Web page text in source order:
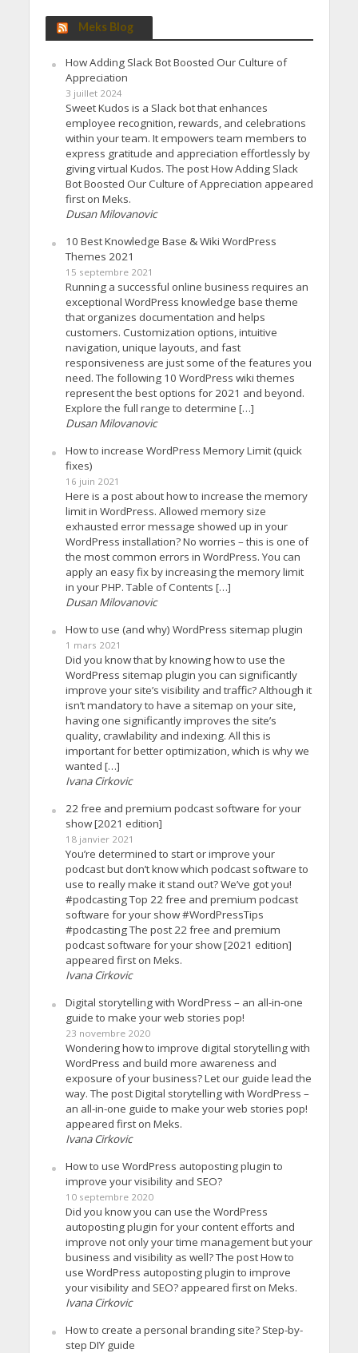
Meks Blog
How Adding Slack Bot Boosted Our Culture of
Appreciation
3 juillet 2024
Sweet Kudos is a Slack bot that enhances
employee recognition, rewards, and celebrations
within your team. It empowers team members to
express gratitude and appreciation effortlessly by
giving virtual Kudos. The post How Adding Slack
Bot Boosted Our Culture of Appreciation appeared
first on Meks.
Dusan Milovanovic
10 Best Knowledge Base & Wiki WordPress
Themes 2021
15 septembre 2021
Running a successful online business requires an
exceptional WordPress knowledge base theme
that organizes documentation and helps
customers. Customization options, intuitive
navigation, unique layouts, and fast
responsiveness are just some of the features you
need. The following 10 WordPress wiki themes
represent the best options for 2021 and beyond.
Explore the full range to determine […]
Dusan Milovanovic
How to increase WordPress Memory Limit (quick
fixes)
16 juin 2021
Here is a post about how to increase the memory
limit in WordPress. Allowed memory size
exhausted error message showed up in your
WordPress installation? No worries – this is one of
the most common errors in WordPress. You can
apply an easy fix by increasing the memory limit
in your PHP. Table of Contents […]
Dusan Milovanovic
How to use (and why) WordPress sitemap plugin
1 mars 2021
Did you know that by knowing how to use the
WordPress sitemap plugin you can significantly
improve your site’s visibility and traffic? Although it
isn’t mandatory to have a sitemap on your site,
having one significantly improves the site’s
quality, crawlability and indexing. All this is
important for better optimization, which is why we
wanted […]
Ivana Cirkovic
22 free and premium podcast software for your
show [2021 edition]
18 janvier 2021
You’re determined to start or improve your
podcast but don’t know which podcast software to
use to really make it stand out? We’ve got you!
#podcasting Top 22 free and premium podcast
software for your show #WordPressTips
#podcasting The post 22 free and premium
podcast software for your show [2021 edition]
appeared first on Meks.
Ivana Cirkovic
Digital storytelling with WordPress – an all-in-one
guide to make your web stories pop!
23 novembre 2020
Wondering how to improve digital storytelling with
WordPress and build more awareness and
exposure of your business? Let our guide lead the
way. The post Digital storytelling with WordPress –
an all-in-one guide to make your web stories pop!
appeared first on Meks.
Ivana Cirkovic
How to use WordPress autoposting plugin to
improve your visibility and SEO?
10 septembre 2020
Did you know you can use the WordPress
autoposting plugin for your content efforts and
improve not only your time management but your
business and visibility as well? The post How to
use WordPress autoposting plugin to improve
your visibility and SEO? appeared first on Meks.
Ivana Cirkovic
How to create a personal branding site? Step-by-
step DIY guide